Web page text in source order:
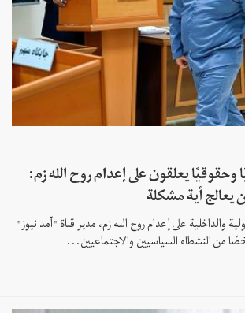
وحقوقيًا يعلقون على إعدام روح الله زم:
يعالج أية مشكلة
والداخلية على إعدام روح الله زم، مدير قناة "آمد نيوز"